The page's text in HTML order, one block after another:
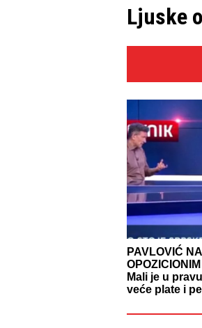
Ljuske
PAVLOVIĆ NA
Mali je u
veće plate i